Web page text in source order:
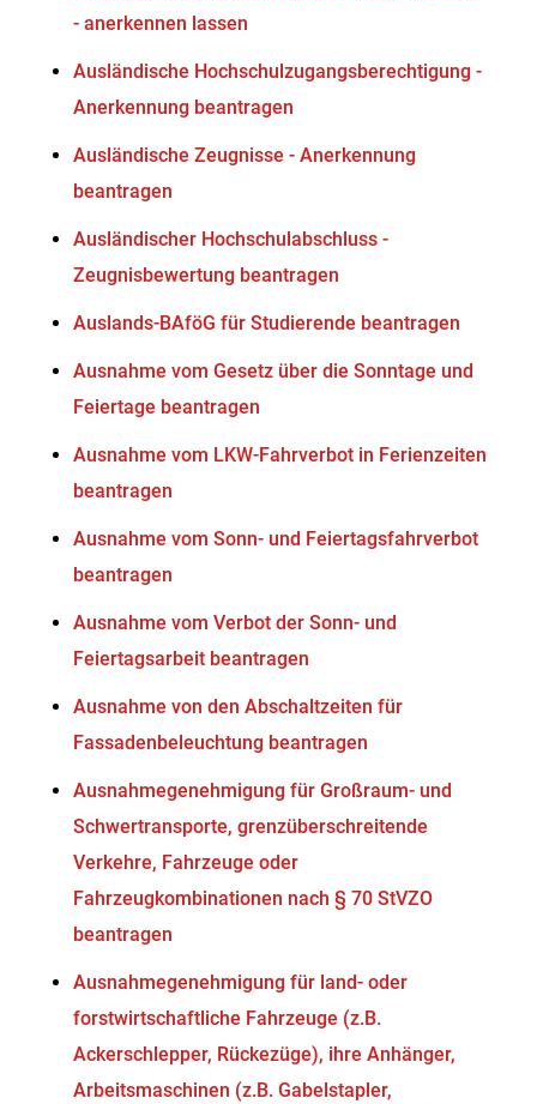
- anerkennen lassen
Ausländische Hochschulzugangsberechtigung -
Anerkennung beantragen
Ausländische Zeugnisse - Anerkennung
beantragen
Ausländischer Hochschulabschluss -
Zeugnisbewertung beantragen
Auslands-BAföG für Studierende beantragen
Ausnahme vom Gesetz über die Sonntage und
Feiertage beantragen
Ausnahme vom LKW-Fahrverbot in Ferienzeiten
beantragen
Ausnahme vom Sonn- und Feiertagsfahrverbot
beantragen
Ausnahme vom Verbot der Sonn- und
Feiertagsarbeit beantragen
Ausnahme von den Abschaltzeiten für
Fassadenbeleuchtung beantragen
Ausnahmegenehmigung für Großraum- und
Schwertransporte, grenzüberschreitende
Verkehre, Fahrzeuge oder
Fahrzeugkombinationen nach § 70 StVZO
beantragen
Ausnahmegenehmigung für land- oder
forstwirtschaftliche Fahrzeuge (z.B.
Ackerschlepper, Rückezüge), ihre Anhänger,
Arbeitsmaschinen (z.B. Gabelstapler,